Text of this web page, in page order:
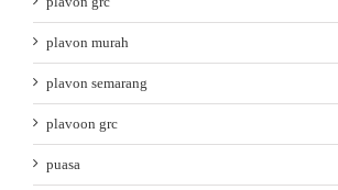
plavon murah
plavon semarang
plavoon grc
puasa